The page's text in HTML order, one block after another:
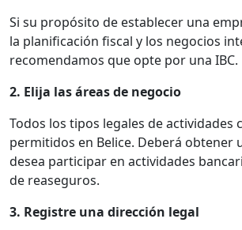
Si su propósito de establecer una
la planificación fiscal y los negocios
recomendamos que opte por una IBC.
2. Elija las áreas de negocio
Todos los tipos legales de actividades
permitidos en Belice. Deberá obtener
desea participar en actividades
de reaseguros.
3. Registre una dirección legal